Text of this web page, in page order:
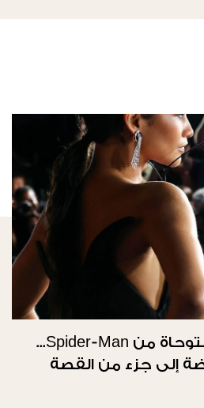
إطلالات زندايا المستوحاة من Spider-Man...
إلى جزء من القصة